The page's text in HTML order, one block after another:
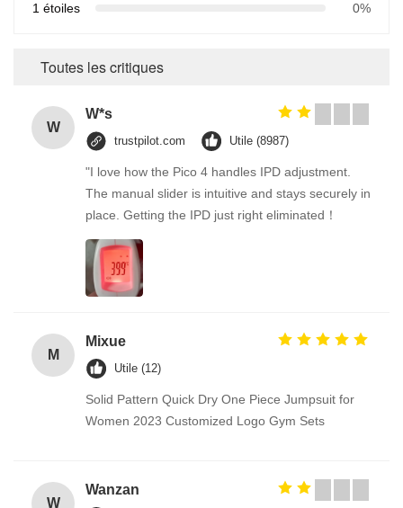
1 étoiles
0%
Toutes les critiques
W
W*s
trustpilot.com Utile (8987)
"I love how the Pico 4 handles IPD adjustment.
The manual slider is intuitive and stays securely in
place. Getting the IPD just right eliminated！
M
Mixue
Utile (12)
Solid Pattern Quick Dry One Piece Jumpsuit for
Women 2023 Customized Logo Gym Sets
W
Wanzan